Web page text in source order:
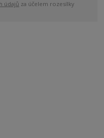
údajů za účelem rozesílky